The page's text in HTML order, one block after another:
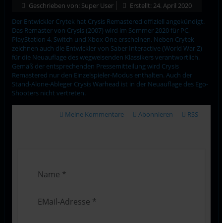
Geschrieben von: Super User
Erstellt: 24. April 2020
Der Entwickler Crytek hat Crysis Remastered offiziell angekündigt.
Das Remaster von Crysis (2007) wird im Sommer 2020 für PC,
PlayStation 4, Switch und Xbox One erscheinen. Neben Crytek
zeichnen auch die Entwickler von Saber Interactive (World War Z)
für die Neuauflage des wegweisenden Klassikers verantwortlich.
Gemäß der entsprechenden Pressemitteilung wird Crysis
Remastered nur den Einzelspieler-Modus enthalten. Auch der
Stand-Alone-Ableger Crysis Warhead ist in der Neuauflage des Ego-
Shooters nicht vertreten.
Meine Kommentare Abonnieren RSS